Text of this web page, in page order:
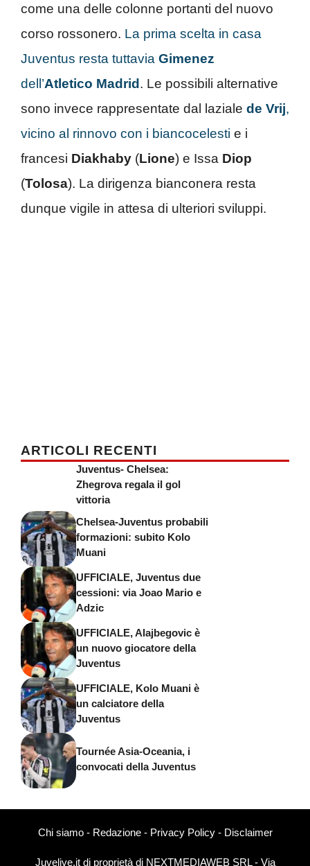
come una delle colonne portanti del nuovo
corso rossonero. La prima scelta in casa
Juventus resta tuttavia Gimenez
dell’Atletico Madrid. Le possibili alternative
sono invece rappresentate dal laziale de Vrij,
vicino al rinnovo con i biancocelesti e i
francesi Diakhaby (Lione) e Issa Diop
(Tolosa). La dirigenza bianconera resta
dunque vigile in attesa di ulteriori sviluppi.
ARTICOLI RECENTI
Juventus- Chelsea:
Zhegrova regala il gol
vittoria
Chelsea-Juventus probabili
formazioni: subito Kolo
Muani
UFFICIALE, Juventus due
cessioni: via Joao Mario e
Adzic
UFFICIALE, Alajbegovic è
un nuovo giocatore della
Juventus
UFFICIALE, Kolo Muani è
un calciatore della
Juventus
Tournée Asia-Oceania, i
convocati della Juventus
Chi siamo- Redazione- Privacy Policy- Disclaimer
Juvelive.it di proprietà di NEXTMEDIAWEB SRL - Via